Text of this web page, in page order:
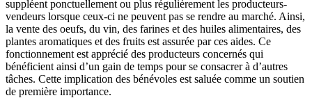
suppléent ponctuellement ou plus régulièrement les producteurs-
vendeurs lorsque ceux-ci ne peuvent pas se rendre au marché. Ainsi,
la vente des oeufs, du vin, des farines et des huiles alimentaires, des
plantes aromatiques et des fruits est assurée par ces aides. Ce
fonctionnement est apprécié des producteurs concernés qui
bénéficient ainsi d’un gain de temps pour se consacrer à d’autres
tâches. Cette implication des bénévoles est saluée comme un soutien
de première importance.